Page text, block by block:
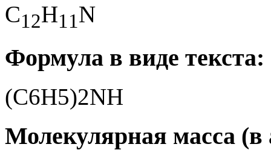
C12H1 1N
Формула в виде текста:
(C6H5)2NH
Молекулярная масса (в